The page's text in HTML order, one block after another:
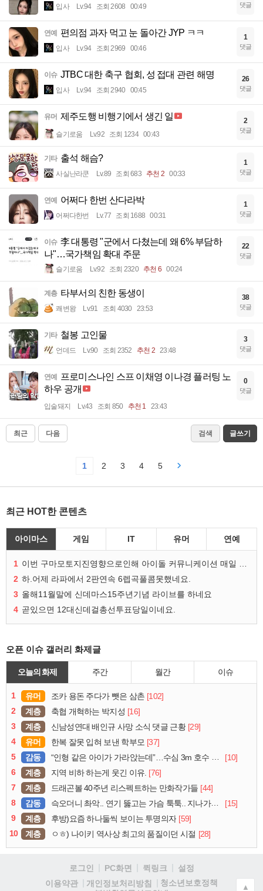
입사 Lv.94 조회 2608 00:49 댓글
연예 편의점 과자 먹고 눈 돌아간 JYP ㅋㅋ
입사 Lv.94 조회 2969 00:46
1
댓글
이슈 JTBC 대한 축구 협회, 성 접대 관련 해명
입사 Lv.94 조회 2940 00:45
26
댓글
유머 제주도행 비행기에서 생긴 일
슬기로움 Lv.92 조회 1234 00:43
2
댓글
기타 출석 해슴?
사실난라쿤 Lv.89 조회 683 추천 2 00:33
1
댓글
연예 어쩌다 한번 산다라박
어쩌다한번 Lv.77 조회 1688 00:31
1
댓글
이슈 李 대통령 "군에서 다쳤는데 왜 6% 부담하
나"…국가책임 확대 주문
슬기로움 Lv.92 조회 2320 추천 6 00:24
22
댓글
계층 타부서의 친한 동생이
쾌변왕 Lv.91 조회 4030 23:53
38
댓글
기타 철봉 고인물
언데드 Lv.90 조회 2352 추천 2 23:48
3
댓글
연예 프로미스나인 스프 이채영 이나경 플러팅 노
하우 공개
입술돼지 Lv.43 조회 850 추천 1 23:43
0
댓글
최근 다음 검색 글쓰기
1 2 3 4 5
최근 HOT한 콘텐츠
아이마스 게임 IT 유머 연예
1
2 하.어제 라파에서 2판연속 6렙곡풀콤못했네요.
3 올해11월말에 신데마스15주년기념 라이브를 하네요
4 곧있으면 12대신데걸총선투표당일이네요.
오픈 이슈 갤러리 화제글
오늘의 화제 주간 월간 이슈
1 유머 조카 용돈 주다가 뺏은 삼촌 [102]
2
계층 축협 개혁하는 박지성 [16]
3
계층 신남성연대 배인규 사망 소식 댓글 근황 [29]
4
유머 한복 잘못 입혀 보낸 학부모 [37]
5
감동 “인형 같은 아이가 가라앉는데”…수심 3m 호수 뛰어든 60대 의인
[10]
6
계층 지역 비하 하는게 웃긴 이유. [76]
7
계층 드래곤볼 40주년 리스펙트하는 만화작가들 [44]
8
감동 슥오더니 촤악.. 연기 뚫고는 가슴 툭툭.. 지나가던 아재의 정체
[15]
9
계층 후방)요즘 하나둘씩 보이는 투명의자 [59]
10
계층 ㅇㅎ) 나이키 역사상 최고의 품질이던 시절 [28]
로그인 PC화면 퀵링크
설정
이용약관
개인정보처리방침
청소년보호정책
▲